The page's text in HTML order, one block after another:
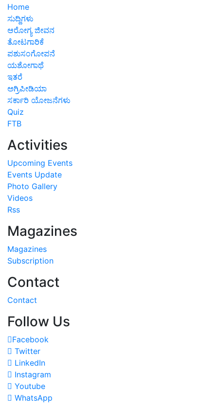
Home
ಸುದ್ದಿಗಳು
ಆರೋಗ್ಯ ಜೀವನ
ತೋಟಗಾರಿಕೆ
ಪಶುಸಂಗೋಪನೆ
ಯಶೋಗಾಥೆ
ಇತರೆ
ಅಗ್ರಿಪೀಡಿಯಾ
ಸರ್ಕಾರಿ ಯೋಜನೆಗಳು
Quiz
FTB
Activities
Upcoming Events
Events Update
Photo Gallery
Videos
Rss
Magazines
Magazines
Subscription
Contact
Contact
Follow Us
Facebook
Twitter
LinkedIn
Instagram
Youtube
WhatsApp